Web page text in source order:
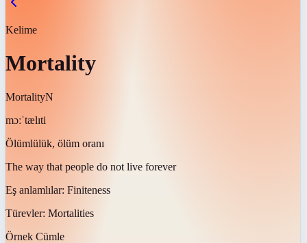
Kelime
Mortality
MortalityN
mɔːˈtælɪti
Ölümlülük, ölüm oranı
The way that people do not live forever
Eş anlamlılar: Finiteness
Türevler: Mortalities
Örnek Cümle